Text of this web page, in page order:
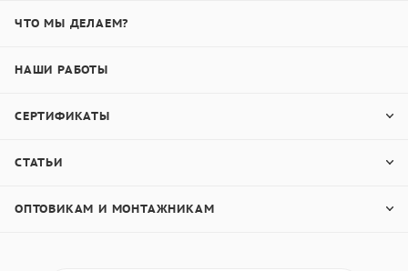
ЧТО МЫ ДЕЛАЕМ?
НАШИ РАБОТЫ
СЕРТИФИКАТЫ
СТАТЬИ
ОПТОВИКАМ И МОНТАЖНИКАМ